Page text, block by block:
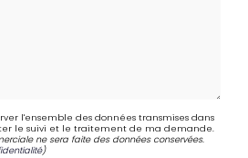
l'ensemble des données transmises dans
le suivi et le traitement de ma demande.
ne sera faite des données conservées.
)